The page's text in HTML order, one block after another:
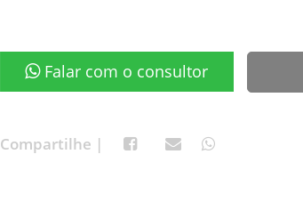
Falar com o consultor
Compartilhe |